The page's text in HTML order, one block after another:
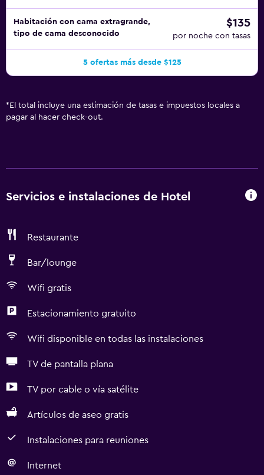
Habitación con cama extragrande,
tipo de cama desconocido
$135
por noche con tasas
5 ofertas más desde $125
* El total incluye una estimación de tasas e impuestos locales a
pagar al hacer check-out.
Servicios e instalaciones de Hotel
Restaurante
Bar/lounge
Wifi gratis
Estacionamiento gratuito
Wifi disponible en todas las instalaciones
TV de pantalla plana
TV por cable o vía satélite
Artículos de aseo gratis
Instalaciones para reuniones
Internet